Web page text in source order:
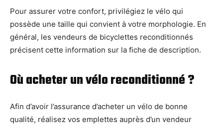
Pour assurer votre confort, privilégiez le vélo qui
possède une taille qui convient à votre morphologie. En
général, les vendeurs de bicyclettes reconditionnés
précisent cette information sur la fiche de description.
Où acheter un vélo reconditionné ?
Afin d’avoir l’assurance d’acheter un vélo de bonne
qualité, réalisez vos emplettes auprès d’un vendeur